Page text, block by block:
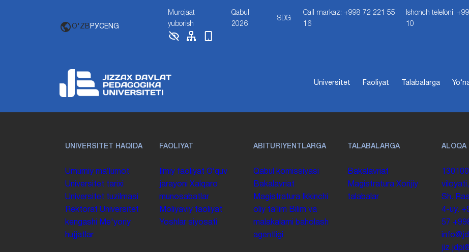
O'ZB РУСENG
Murojaat
yuborish
Qabul
2026
SDG
Call markaz: +998 72 221 55
16
Ishonch telefoni:
10
Universitet Faoliyat Talabalarga
UNIVERSITET HAQIDA
Umumiy maʼlumot
Universitet tarixi
Universitet tuzilmasi
Rektorat Universitet
kengashi
Me'yoriy
hujjatlar
FAOLIYAT
Ilmiy faoliyat Oʻquv
jarayoni Xalqaro
munosabatlar
Moliyaviy faoliyat
Yoshlar siyosati
ABITURIYENTLARGA
Qabul komissiyasi
Bakalavriat
Magistratura
Ikkinchi
oliy taʼlim Bilim va
malakalarni baholash
agentligi
TALABALARGA
Bakalavriat
Magistratura Xorijiy
talabalar
ALOQA
Sh.
4-uy.
57